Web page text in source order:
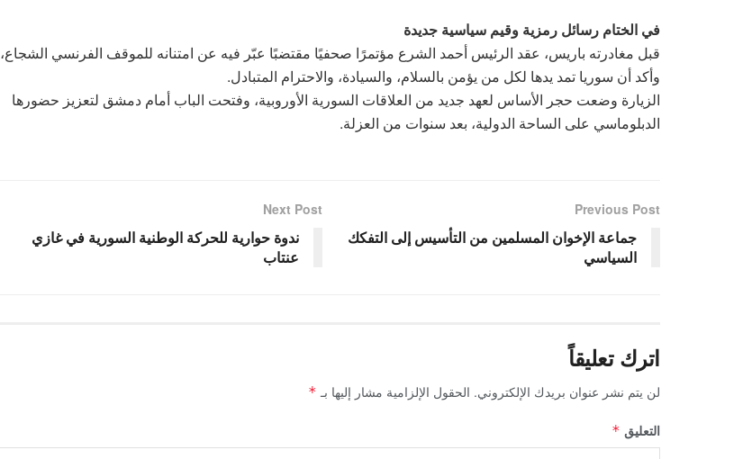
في الختام رسائل رمزية وقيم سياسية جديدة
قبل مغادرته باريس، عقد الرئيس أحمد الشرع مؤتمرًا صحفيًا مقتضبًا عبّر فيه عن امتنانه للموقف الفرنسي الشجاع،
وأكد أن سوريا تمد يدها لكل من يؤمن بالسلام، والسيادة، والاحترام المتبادل.
الزيارة وضعت حجر الأساس لعهد جديد من العلاقات السورية الأوروبية، وفتحت الباب أمام دمشق لتعزيز حضورها
الدبلوماسي على الساحة الدولية، بعد سنوات من العزلة.
Previous Post
جماعة الإخوان المسلمين من التأسيس إلى التفكك
السياسي
Next Post
ندوة حوارية للحركة الوطنية السورية في غازي
عنتاب
اترك تعليقاً
لن يتم نشر عنوان بريدك الإلكتروني. الحقول الإلزامية مشار إليها بـ *
التعليق *